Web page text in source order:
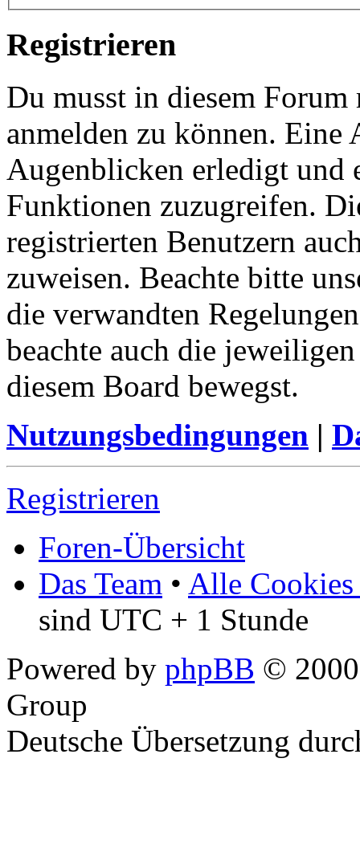
Registrieren
Du musst in diesem
anmelden zu können.
Augenblicken erledigt und
Funktionen zuzugreifen.
registrierten Benutzern
zuweisen. Beachte bitte
die verwandten
beachte auch die
diesem Board bewegst.
Nutzungsbedingungen |
Registrieren
Foren-Übersicht
Das Team • Alle Cookies
sind UTC + 1 Stunde
Powered by phpBB ©
Group
Deutsche Übersetzung